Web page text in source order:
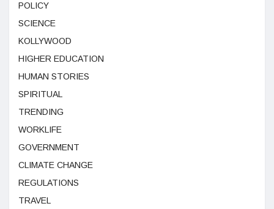
POLICY
SCIENCE
KOLLYWOOD
HIGHER EDUCATION
HUMAN STORIES
SPIRITUAL
TRENDING
WORKLIFE
GOVERNMENT
CLIMATE CHANGE
REGULATIONS
TRAVEL